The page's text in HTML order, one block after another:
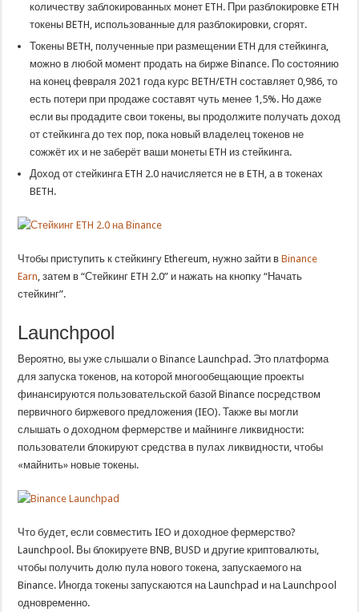
количеству заблокированных монет ETH. При разблокировке ETH
токены BETH, использованные для разблокировки, сгорят.
Токены BETH, полученные при размещении ETH для стейкинга,
можно в любой момент продать на бирже Binance. По состоянию
на конец февраля 2021 года курс BETH/ETH составляет 0,986, то
есть потери при продаже составят чуть менее 1,5%. Но даже
если вы продадите свои токены, вы продолжите получать доход
от стейкинга до тех пор, пока новый владелец токенов не
сожжёт их и не заберёт ваши монеты ETH из стейкинга.
Доход от стейкинга ETH 2.0 начисляется не в ETH, а в токенах
BETH.
Чтобы приступить к стейкингу Ethereum, нужно зайти вBinance
Earn, затем в “Стейкинг ETH 2.0” и нажать на кнопку “Начать
стейкинг”.
Launchpool
Вероятно, вы уже слышали о Binance Launchpad. Это платформа
для запуска токенов, на которой многообещающие проекты
финансируются пользовательской базой Binance посредством
первичного биржевого предложения (IEO). Также вы могли
слышать о доходном фермерстве и майнинге ликвидности:
пользователи блокируют средства в пулах ликвидности, чтобы
«майнить» новые токены.
Что будет, если совместить IEO и доходное фермерство?
Launchpool. Вы блокируете BNB, BUSD и другие криптовалюты,
чтобы получить долю пула нового токена, запускаемого на
Binance. Иногда токены запускаются на Launchpad и на Launchpool
одновременно.